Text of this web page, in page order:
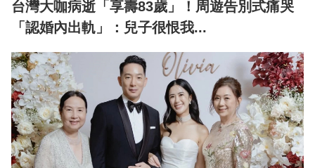
台灣大咖病逝「享壽83歲」！周遊告別式痛哭
「認婚內出軌」：兒子很恨我...